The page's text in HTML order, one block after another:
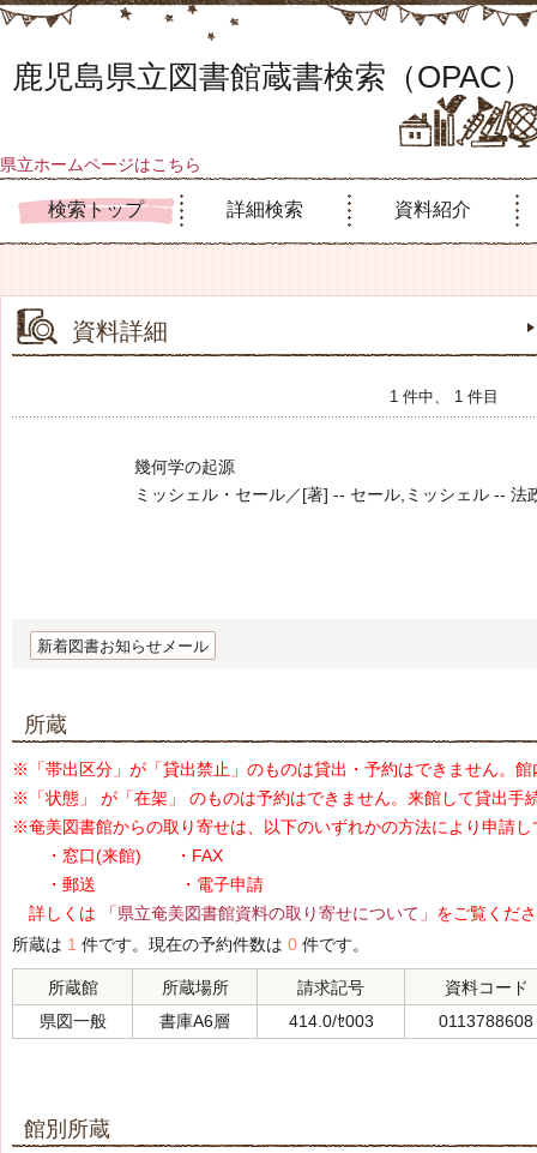
鹿児島県立図書館蔵書検索（OPAC）
県立ホームページはこちら
検索トップ 詳細検索 資料紹介
資料詳細
1 件中、 1 件目
幾何学の起源
ミッシェル・セール／[著] -- セール,ミッシェル --
新着図書お知らせメール
所蔵
※「帯出区分」が「貸出禁止」のものは貸出・予約はできません。
※「状態」 が「在架」 のものは予約はできません。来館して貸出手
※奄美図書館からの取り寄せは、以下のいずれかの方法により申請し
・窓口(来館) ・FAX
・郵送 ・電子申請
詳しくは
「県立奄美図書館資料の取り寄せについて」 をご覧くだ
所蔵は 1 件です。現在の予約件数は 0 件です。
所蔵館 所蔵場所 請求記号
資料コード
県図一般
書庫A6層 414.0/ｾ003 0113788608
館別所蔵